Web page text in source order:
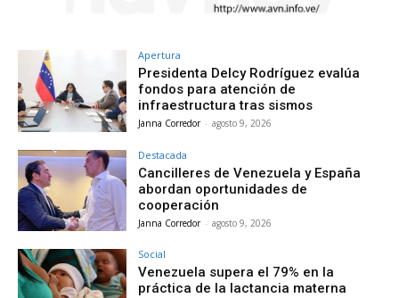
Apertura
Presidenta Delcy Rodríguez evalúa
fondos para atención de
infraestructura tras sismos
Janna Corredor - agosto 9, 2026
Destacada
Cancilleres de Venezuela y España
abordan oportunidades de
cooperación
Janna Corredor - agosto 9, 2026
Social
Venezuela supera el 79% en la
práctica de la lactancia materna